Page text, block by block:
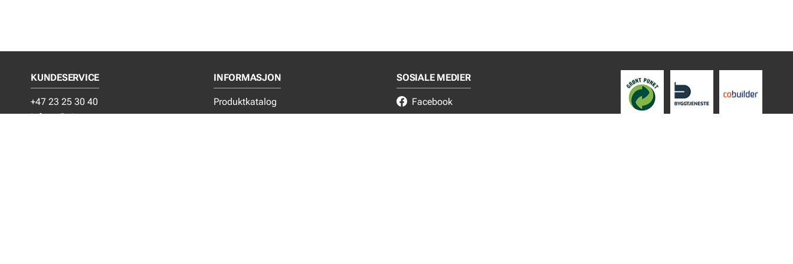
KUNDESERVICE
+47 23 25 30 40
infono@ejot.com
INFORMASJON
Produktkatalog
SOSIALE MEDIER
Facebook